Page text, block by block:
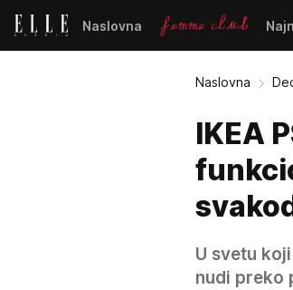
Naslovna
Naslovna
IKEA
U svetu
nudi preko